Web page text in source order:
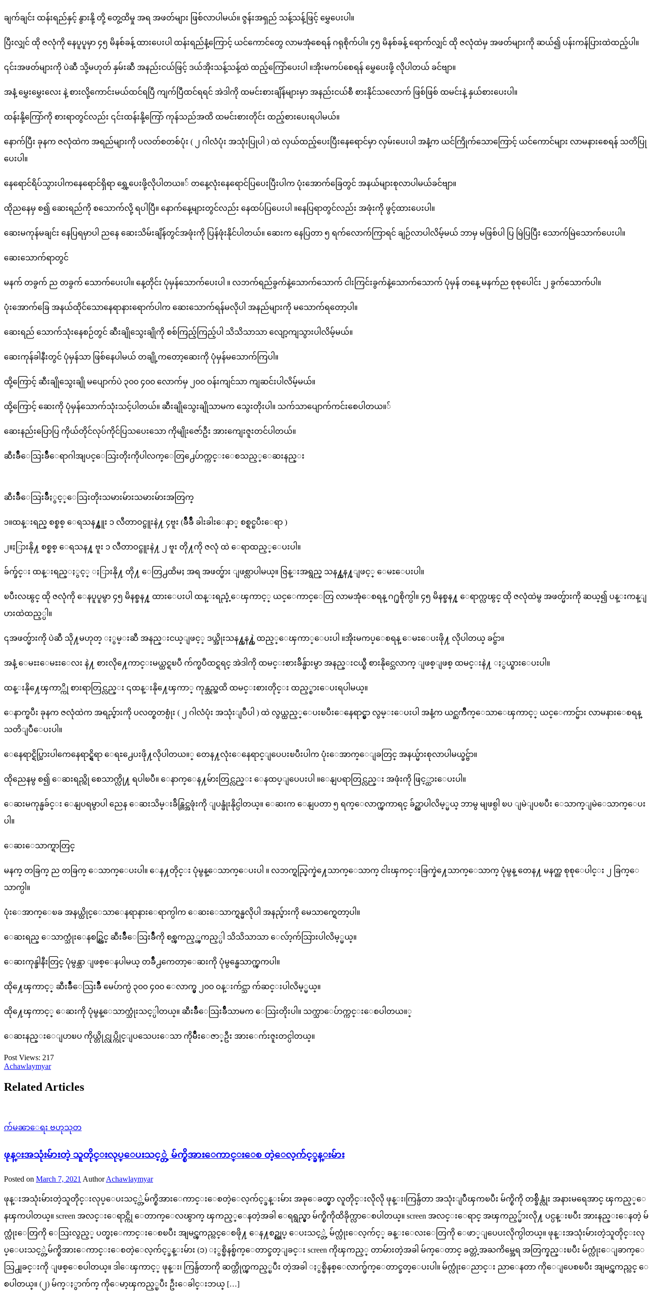
ချက်ချင်း ထန်းရည်နှင့် နွားနို့ တို့ တွေ့ထိမှု အရ အဖတ်များ ဖြစ်လာပါမယ်။ ဇွန်းအရှည် သန့်သန့်ဖြင့် မွှေပေးပါ။
ပြီးလျှင် ထို ဇလုံကို နေပူပူမှာ ၄၅ မိနစ်ခန့် ထားပေးပါ ထန်းရည်နံ့ကြောင့် ယင်ကောင်တွေ လာမအုံစေရန် ဂရုစိုက်ပါ။ ၄၅ မိနစ်ခန့် ရောက်လျှင် ထို ဇလုံထဲမှ အဖတ်များကို ဆယ်၍ ပန်းကန်ပြားထဲထည့်ပါ။
၎င်းအဖတ်များကို ပဲဆီ သို့မဟုတ် နှမ်းဆီ အနည်းငယ်ဖြင့် ဒယ်အိုးသန့်သန့်ထဲ ထည့်ကြော်ပေးပါ ။အိုးမကပ်စေရန် မွှေပေးဖို့ လိုပါတယ် ခင်ဗျာ။
အနံ့ မွှေးမွှေးလေး နဲ့ စားလို့ကောင်းမယ်ထင်ရပြီ ကျက်ပြီထင်ရရင် အဲဒါကို ထမင်းစားချိန်များမှာ အနည်းငယ်စီ စားနိုင်သလောက် ဖြစ်ဖြစ် ထမင်းနဲ့ နှယ်စားပေးပါ။
ထန်းနို့ကြော်ကို စားရာတွင်လည်း ၎င်းထန်းနို့ကြော် ကုန်သည်အထိ ထမင်းစားတိုင်း ထည့်စားပေးရပါမယ်။
နောက်ပြီး ခုနက ဇလုံထဲက အရည်များကို ပလတ်စတစ်ပုံး ( ၂ ဂါလံပုံး အသုံးပြုပါ ) ထဲ လှယ်ထည့်ပေးပြီးနေရောင်မှာ လှမ်းပေးပါ အနံ့က ယင်ကြိုက်သောကြောင့် ယင်ကောင်များ လာမနားစေရန် သတိပြု
ပေးပါ။
နေရောင်ရိပ်သွားပါကနေရောင်ရှိရာ ရွှေ့ပေးဖို့လိုပါတယ။် တနေ့လုံးနေရောင်ပြပေးပြီးပါက ပုံးအောက်ခြေတွင် အနယ်များစုလာပါမယ်ခင်ဗျာ။
ထိုညနေမှ စ၍ ဆေးရည်ကို စသောက်လို့ ရပါပြီ။ နောက်နေ့များတွင်လည်း နေထပ်ပြပေးပါ ။နေပြရာတွင်လည်း အဖုံးကို ဖွင့်ထားပေးပါ။
ဆေးမကုန်မချင်း နေပြရမှာပါ ညနေ ဆေးသိမ်းချိန်တွင်အဖုံးကို ပြန်ဖုံးနိုင်ပါတယ်။ ဆေးက နေပြတာ ၅ ရက်လောက်ကြာရင် ချဉ်လာပါလိမ့်မယ် ဘာမှ မဖြစ်ပါ ပြ မြဲပြပြီး သောက်မြဲသောက်ပေးပါ။
ဆေးသောက်ရာတွင်
မနက် တခွက် ည တခွက် သောက်ပေးပါ။ နေ့တိုင်း ပုံမှန်သောက်ပေးပါ ။ လဘက်ရည်ခွက်နဲ့သောက်သောက် ငါးကြင်းခွက်နဲ့သောက်သောက် ပုံမှန် တနေ့ မနက်ည စုစုပေါင်း ၂ ခွက်သောက်ပါ။
ပုံးအောက်ခြေ အနယ်ထိုင်သောနေရာနားရောက်ပါက ဆေးသောက်ရန်မလိုပါ အနည်များကို မသောက်ရတော့ပါ။
ဆေးရည် သောက်သုံးနေစဉ်တွင် ဆီးချိုသွေးချိုကို စစ်ကြည့်ကြည့်ပါ သိသိသာသာ လျော့ကျသွားပါလိမ့်မယ်။
ဆေးကုန်ခါနီးတွင် ပုံမှန်သာ ဖြစ်နေပါမယ် တချို့ကတော့ဆေးကို ပုံမှန်မသောက်ကြပါ။
ထို့ကြောင့် ဆီးချိုသွေးချို မပျောက်ပဲ ၃၀၀ ၄၀၀ လောက်မှ ၂၀၀ ဝန်းကျင်သာ ကျဆင်းပါလိမ့်မယ်။
ထို့ကြောင့် ဆေးကို ပုံမှန်သောက်သုံးသင့်ပါတယ်။ ဆီးချိုသွေးချိုသာမက သွေးတိုးပါ။ သက်သာပျောက်ကင်းစေပါတယ။်
ဆေးနည်းပြောပြ ကိုယ်တိုင်လုပ်ကိုင်ပြသပေးသော ကိုမျိုးဇော်ဦး အားကျေးဇူးတင်ပါတယ်။
ဆီးခ်ိဳေသြးခ်ိဳေရာဂါအျပင္ေသြးတိုးကိုပါလက္ေတြ႕ေပ်ာက္ကင္းေစသည့္ေဆးနည္း
ဆီးခ်ိဳေသြးခ်ိဳႏွင့္ေသြးတိုးသမားမ်ားသမားမ်ားအတြက္
၁။ထန္းရည္ စစ္စစ္ ေရသန႔္ဗူး ၁ လီတာဝင္ဗူးနဲ႔ ၄ဗူး (ခ်ိဳခ်ိဳ ခါးခါးေနာ္ စစ္ရင္ၿပီးေရာ )
၂။ႏြားနို႔ စစ္စစ္ ေရသန႔္ ဗူး ၁ လီတာဝင္ဗူးနဲ႔ ၂ ဗူး တို႔ကို ဇလုံ ထဲ ေရာထည့္ေပးပါ။
ခ်က္ခ်င္း ထန္းရည္ႏွင့္ ႏြားနို႔ တို႔ ေတြ႕ထိမႈ အရ အဖတ္မ်ား ျဖစ္လာပါမယ္။ ဇြန္းအရွည္ သန႔္သန႔္ျဖင့္ ေမႊေပးပါ။
ၿပီးလၽွင္ ထို ဇလုံကို ေနပူပူမွာ ၄၅ မိနစ္ခန႔္ ထားေပးပါ ထန္းရည္နံ့ေၾကာင့္ ယင္ေကာင္ေတြ လာမအုံေစရန္ ဂ႐ုစိုက္ပါ။ ၄၅ မိနစ္ခန႔္ ေရာက္လၽွင္ ထို ဇလုံထဲမွ အဖတ္မ်ားကို ဆယ္၍ ပန္းကန္ျ
ပားထဲထည့္ပါ။
၎အဖတ္မ်ားကို ပဲဆီ သို႔မဟုတ္ ႏွမ္းဆီ အနည္းငယ္ျဖင့္ ဒယ္အိုးသန႔္သန႔္ထဲ ထည့္ေၾကာ္ေပးပါ ။အိုးမကပ္ေစရန္ ေမႊေပးဖို႔ လိုပါတယ္ ခင္ဗ်ာ။
အနံ့ ေမႊးေမႊးေလး နဲ႔ စားလို႔ေကာင္းမယ္ထင္ရၿပီ က်က္ၿပီထင္ရရင္ အဲဒါကို ထမင္းစားခ်ိန္မ်ားမွာ အနည္းငယ္စီ စားနိုင္သေလာက္ ျဖစ္ျဖစ္ ထမင္းနဲ႔ ႏွယ္စားေပးပါ။
ထန္းနို႔ေၾကာ္ကို စားရာတြင္လည္း ၎ထန္းနို႔ေၾကာ္ ကုန္သည္အထိ ထမင္းစားတိုင္း ထည့္စားေပးရပါမယ္။
ေနာက္ၿပီး ခုနက ဇလုံထဲက အရည္မ်ားကို ပလတ္စတစ္ပုံး ( ၂ ဂါလံပုံး အသုံးျပဳပါ ) ထဲ လွယ္ထည့္ေပးၿပီးေနေရာင္မွာ လွမ္းေပးပါ အနံ့က ယင္ႀကိဳက္ေသာေၾကာင့္ ယင္ေကာင္မ်ား လာမနားေစရန္
သတိျပဳေပးပါ။
ေနေရာင္ရိပ္သြားပါကေနေရာင္ရွိရာ ေရႊ႕ေပးဖို႔လိုပါတယ။္ တေန႔လုံးေနေရာင္ျပေပးၿပီးပါက ပုံးေအာက္ေျခတြင္ အနယ္မ်ားစုလာပါမယ္ခင္ဗ်ာ။
ထိုညေနမွ စ၍ ေဆးရည္ကို စေသာက္လို႔ ရပါၿပီ။ ေနာက္ေန႔မ်ားတြင္လည္း ေနထပ္ျပေပးပါ ။ေနျပရာတြင္လည္း အဖုံးကို ဖြင့္ထားေပးပါ။
ေဆးမကုန္မခ်င္း ေနျပရမွာပါ ညေန ေဆးသိမ္းခ်ိန္တြင္အဖုံးကို ျပန္ဖုံးနိုင္ပါတယ္။ ေဆးက ေနျပတာ ၅ ရက္ေလာက္ၾကာရင္ ခ်ဥ္လာပါလိမ့္မယ္ ဘာမွ မျဖစ္ပါ ၿပ ျမဲျပၿပီး ေသာက္ျမဲေသာက္ေပး
ပါ။
ေဆးေသာက္ရာတြင္
မနက္ တခြက္ ည တခြက္ ေသာက္ေပးပါ။ ေန႔တိုင္း ပုံမွန္ေသာက္ေပးပါ ။ လဘက္ရည္ခြက္နဲ႔ေသာက္ေသာက္ ငါးၾကင္းခြက္နဲ႔ေသာက္ေသာက္ ပုံမွန္ တေန႔ မနက္ည စုစုေပါင္း ၂ ခြက္ေ
သာက္ပါ။
ပုံးေအာက္ေၿခ အနယ္ထိုင္ေသာေနရာနားေရာက္ပါက ေဆးေသာက္ရန္မလိုပါ အနည္မ်ားကို မေသာက္ရေတာ့ပါ။
ေဆးရည္ ေသာက္သုံးေနစဥ္တြင္ ဆီးခ်ိဳေသြးခ်ိဳကို စစ္ၾကည့္ၾကည့္ပါ သိသိသာသာ ေလ်ာ့က်သြားပါလိမ့္မယ္။
ေဆးကုန္ခါနီးတြင္ ပုံမွန္သာ ျဖစ္ေနပါမယ္ တခ်ိဳ႕ကေတာ့ေဆးကို ပုံမွန္မေသာက္ၾကပါ။
ထို႔ေၾကာင့္ ဆီးခ်ိဳေသြးခ်ိဳ မေပ်ာက္ပဲ ၃၀၀ ၄၀၀ ေလာက္မွ ၂၀၀ ဝန္းက်င္သာ က်ဆင္းပါလိမ့္မယ္။
ထို႔ေၾကာင့္ ေဆးကို ပုံမွန္ေသာက္သုံးသင့္ပါတယ္။ ဆီးခ်ိဳေသြးခ်ိဳသာမက ေသြးတိုးပါ။ သက္သာေပ်ာက္ကင္းေစပါတယ။္
ေဆးနည္းေျပာၿပ ကိုယ္တိုင္လုပ္ကိုင္ျပသေပးေသာ ကိုမ်ိဳးေဇာ္ဦး အားေက်းဇူးတင္ပါတယ္။
Post Views: 217
Achawlaymyar
Related Articles
က်မၼာေရး ဗဟုသုတ
ဖုန္းအသုံးမ်ားတဲ့ သူတိုင္းလုပ္ေပးသင့္တဲ့ မ်က္စိအားေကာင္းေစ တဲ့ေလ့က်င့္ခန္းမ်ား
Posted on March 7, 2021 Author Achawlaymyar
ဖုန္းအသုံးမ်ားတဲ့သူတိုင္းလုပ္ေပးသင့္တဲ့မ်က္စိအားေကာင္းေစတဲ့ေလ့က်င့္ခန္းမ်ား အခုေခတ္မွာ လူတိုင္းလိုလို ဖုန္း၊ကြန္ပ်ဴတာ အသုံးျပဳၾကၿပီး မ်က္စိကို တစ္ခ်ိန္လုံး အနားမရေအာင္ ၾကည့္ေ
နၾကပါတယ္။ screen အလင္းေရာင္ကို ေတာက္ေလၽွာက္ ၾကည့္ေနတဲ့အခါ ေရရွည္မွာ မ်က္စိကိုထိခိုက္လာေစပါတယ္။ screen အလင္းေရာင္ အၾကည့္မ်ားလို႔ ပင္ပန္းၿပီး အားနည္းေနတဲ့ မ်
က္လုံးေတြကို ေသြးလွည့္ ပတ္မႈေကာင္းေစၿပီး အျမင္ၾကည္လင္ေစဖို႔ ေန႔စဥ္လုပ္ ေပးသင့္တဲ့ မ်က္လုံးေလ့က်င့္ ခန္းေလးေတြကို ေဖာ္ျပေပးလိုက္ပါတယ္။ ဖုန္းအသုံးမ်ားတဲ့သူတိုင္းလု
ပ္ေပးသင့္တဲ့မ်က္စိအားေကာင္းေစတဲ့ေလ့က်င့္ခန္းမ်ား (၁) ႏွစ္မိနစ္မ်က္ေတာင္ခတ္ျခင္း screen ကိုၾကည့္ တာမ်ားတဲ့အခါ မ်က္ေတာင္ ခတ္တဲ့အႀကိမ္အေရ အတြက္နည္းၿပီး မ်က္လုံးေျခာက္ေ
သြ႕ျခင္းကို ျဖစ္ေစပါတယ္။ ဒါေၾကာင့္ ဖုန္း၊ ကြန္ပ်ဴတာကို ဆက္တိုက္ၾကည့္ၿပီး တဲ့အခါ ႏွစ္မိနစ္ေလာက္မ်က္ေတာင္ခတ္ေပးပါ။ မ်က္လုံးေညာင္း ညာေနတာ ကိုေျပေစၿပီး အျမင္ၾကည္လင္ ေ
စပါတယ္။ (၂) မ်က္ႏွာက်က္ ကိုေမာ့ၾကည့္ၿပီး ဦးေခါင္းဘယ္ […]